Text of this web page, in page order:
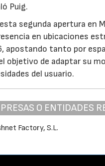
Puig.
segunda apertura en
en ubicaciones
apostando tanto por
objetivo de adaptar su
del usuario.
O ENTIDADES
Factory, S.L.